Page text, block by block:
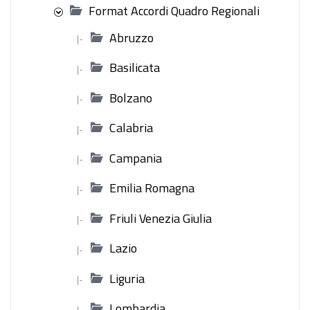
Format Accordi Quadro Regionali
|- Abruzzo
|- Basilicata
|- Bolzano
|- Calabria
|- Campania
|- Emilia Romagna
|- Friuli Venezia Giulia
|- Lazio
|- Liguria